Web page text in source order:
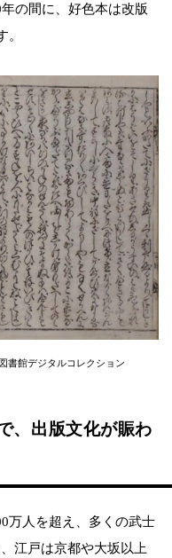
の間に、好色本は改版
。
書館デジタルコレクション
、出版文化が賑わ
万人を超え、多くの武士
江戸は京都や大坂以上